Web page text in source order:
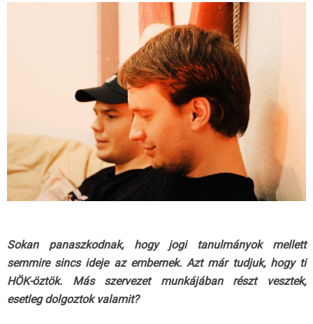
Sokan panaszkodnak, hogy jogi tanulmányok mellett
semmire sincs ideje az embernek. Azt már tudjuk, hogy ti
HÖK-öztök. Más szervezet munkájában részt vesztek,
esetleg dolgoztok valamit?